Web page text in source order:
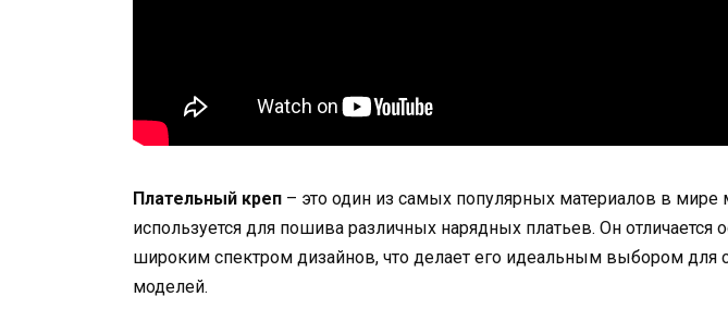
Плательный креп – это один из самых популярных материалов в мире
используется для пошива различных нарядных платьев. Он отличается
широким спектром дизайнов, что делает его идеальным выбором для
моделей.